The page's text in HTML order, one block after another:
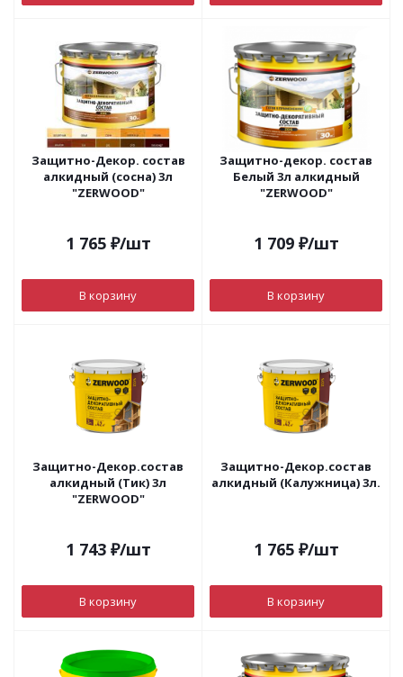
Защитно-Декор. состав
алкидный (сосна) 3л
"ZERWOOD"
1 765₽/шт
В корзину
Защитно-декор. состав
Белый 3л алкидный
"ZERWOOD"
1 709₽/шт
В корзину
Защитно-Декор.состав
алкидный (Тик) 3л
"ZERWOOD"
1 743₽/шт
В корзину
Защитно-Декор.состав
алкидный (Калужница) 3л.
1 765₽/шт
В корзину